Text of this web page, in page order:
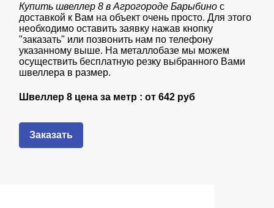
Купить швеллер 8 в Агрогороде Барыбинос
доставкой к Вам на объект очень просто. Для этого
необходимо оставить заявку нажав кнопку
"заказать" или позвонить нам по телефону
указанному выше. На металлобазе мы можем
осуществить бесплатную резку выбранного Вами
швеллера в размер.
Швеллер 8 цена за метр : от 642 руб
Заказать